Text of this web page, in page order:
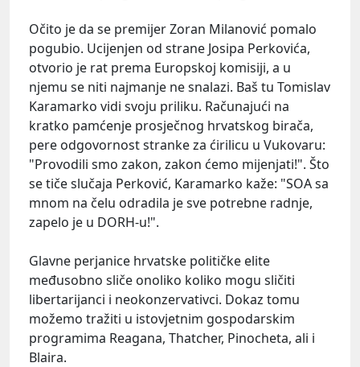
Očito je da se premijer Zoran Milanović pomalo
pogubio. Ucijenjen od strane Josipa Perkovića,
otvorio je rat prema Europskoj komisiji, a u
njemu se niti najmanje ne snalazi. Baš tu Tomislav
Karamarko vidi svoju priliku. Računajući na
kratko pamćenje prosječnog hrvatskog birača,
pere odgovornost stranke za ćirilicu u Vukovaru:
"Provodili smo zakon, zakon ćemo mijenjati!". Što
se tiče slučaja Perković, Karamarko kaže: "SOA sa
mnom na čelu odradila je sve potrebne radnje,
zapelo je u DORH-u!".
Glavne perjanice hrvatske političke elite
međusobno sliče onoliko koliko mogu sličiti
libertarijanci i neokonzervativci. Dokaz tomu
možemo tražiti u istovjetnim gospodarskim
programima Reagana, Thatcher, Pinocheta, ali i
Blaira.